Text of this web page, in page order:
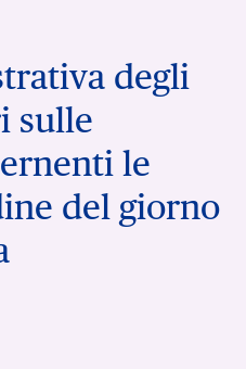
degli
sulle
le
del giorno